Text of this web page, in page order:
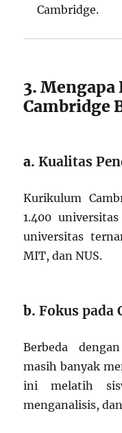
Cambridge.
3.
Cambridge
a.Kualitas
Kurikulum
1.400
universitas
MIT, dan NUS.
b.Fokus
Berbeda
masih banyak
ini melatih
menganalisis,